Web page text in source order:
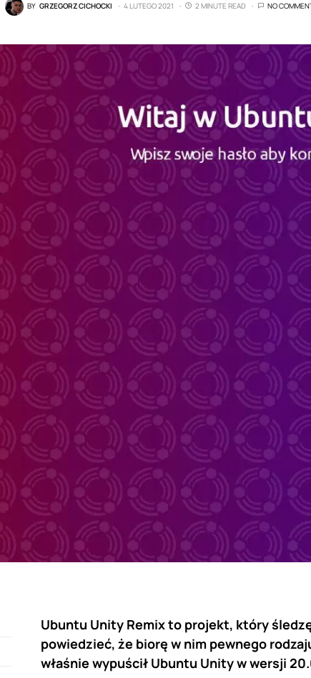
BY GRZEGORZ CICHOCKI 4 LUTEGO 2021 2 MINUTE READ NO
Ubuntu Unity Remix to projekt, który
powiedzieć, że biorę w nim pewnego
właśnie wypuścił Ubuntu Unity w wersji